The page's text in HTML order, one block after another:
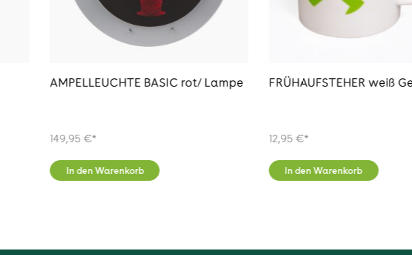
AMPELLEUCHTE BASIC rot/ Lampe
149,95 €*
In den Warenkorb
12,95 €*
In den Warenkorb